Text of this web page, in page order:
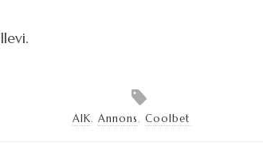
AIK, Annons, Coolbet